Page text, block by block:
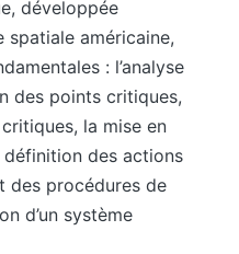
développée
spatiale américaine,
: l’analyse
des points critiques,
la mise en
des actions
des procédures de
d’un système